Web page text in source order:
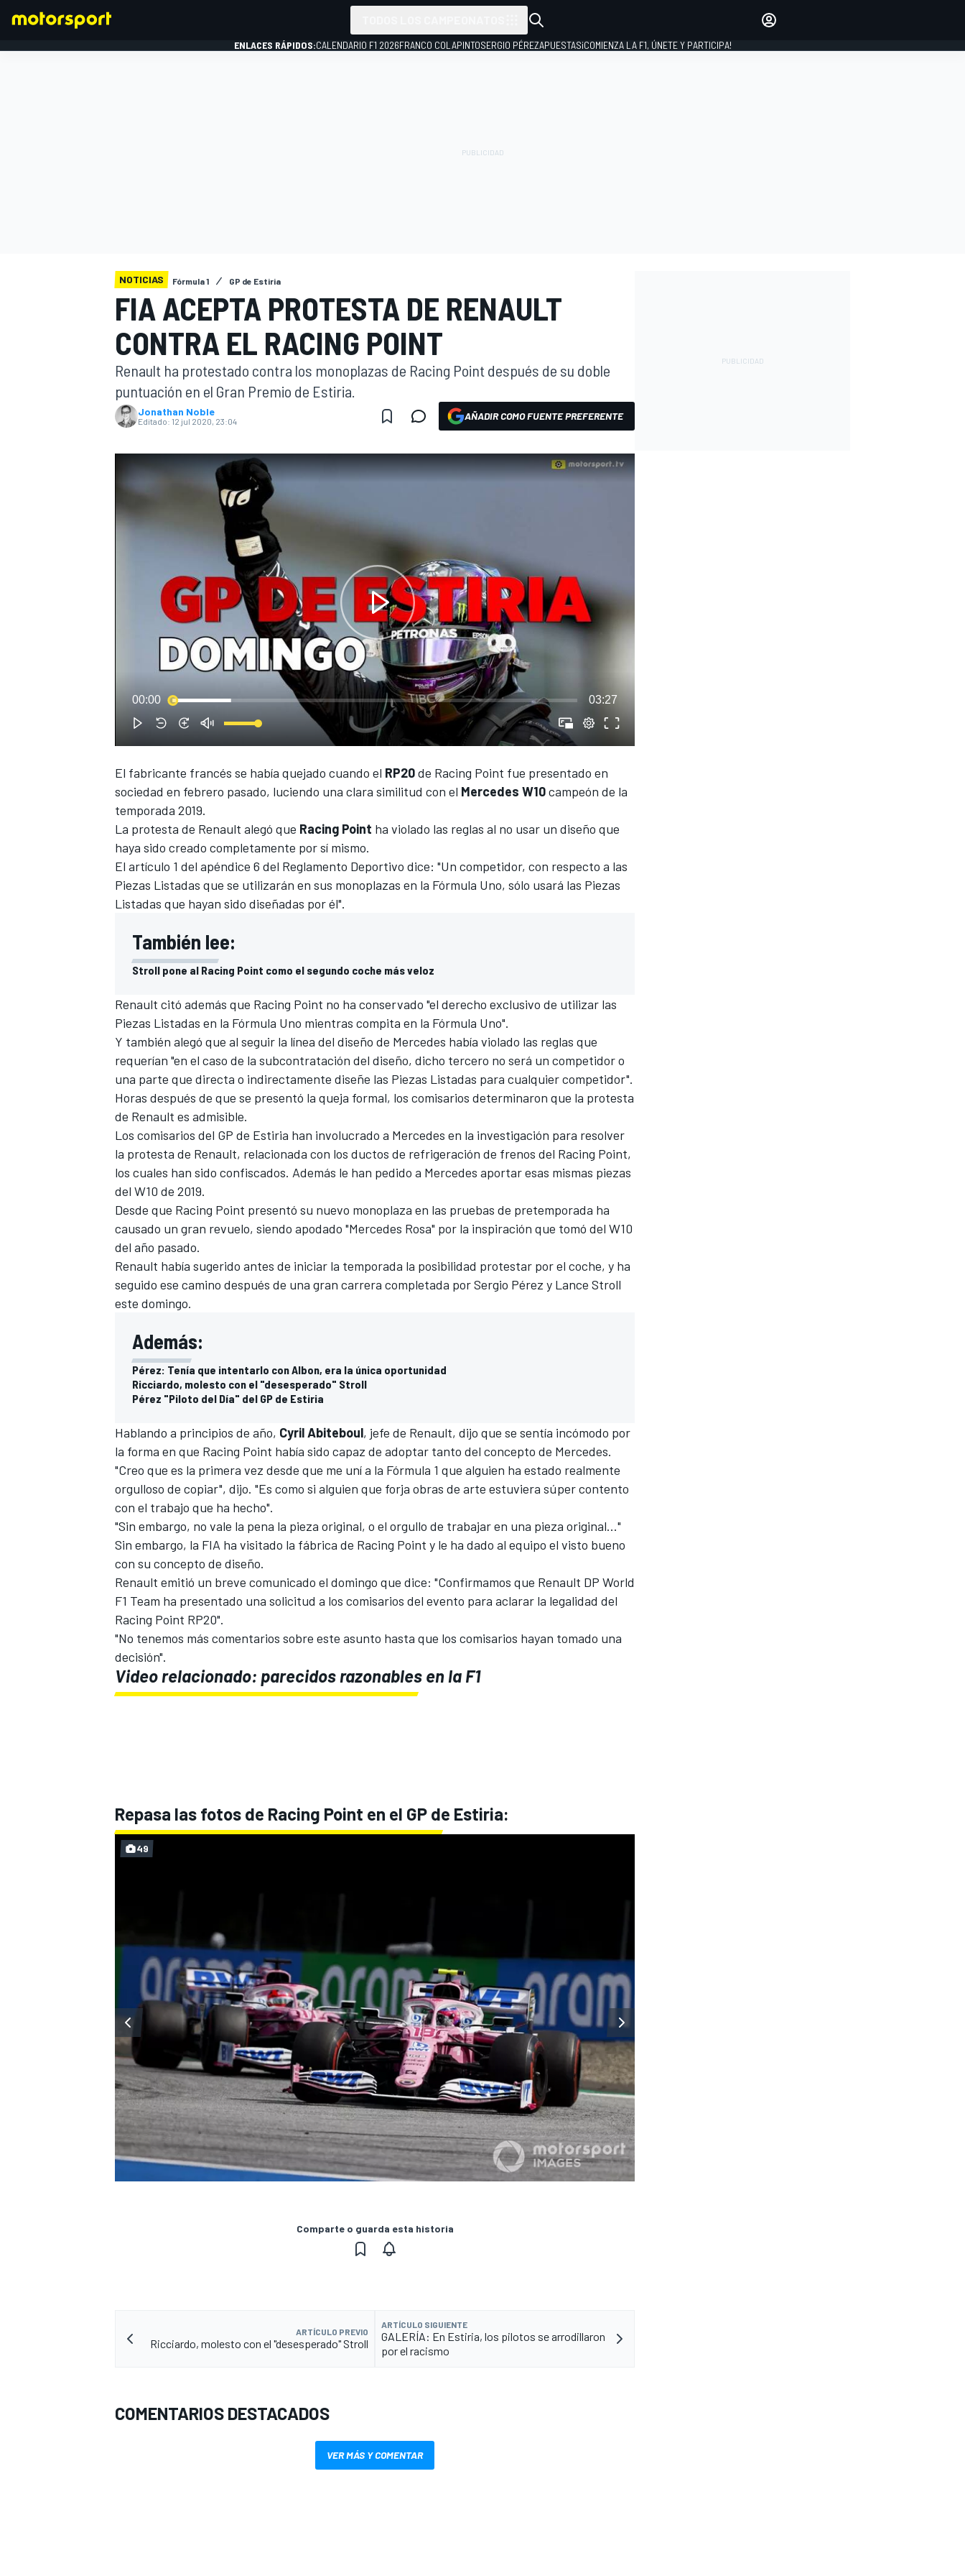
INDYCAR
NASCAR CUP
WRC
MÁS CATEGORÍAS
INICIAR SESIÓN
ENLACES RÁPIDOS:CALENDARIO F1 2026FRANCO COLAPINTOSERGIO PÉREZAPUESTAS¡COMIENZA LA F1, ÚNETE Y PARTICIPA!
NOTICIAS Fórmula 1 GP de Estiria
FIA ACEPTA PROTESTA DE RENAULT
CONTRA EL RACING POINT
Renault ha protestado contra los monoplazas de Racing Point después de su doble
puntuación en el Gran Premio de Estiria.
Jonathan Noble
Editado: 12 jul 2020, 23:04 AÑADIR COMO FUENTE PREFERENTE
00:00 03:27
El fabricante francés se había quejado cuando el RP20de Racing Point fue presentado en
sociedad en febrero pasado, luciendo una clara similitud con el Mercedes W10campeón de la
temporada 2019.
La protesta de Renault alegó que Racing Point ha violado las reglas al no usar un diseño que
haya sido creado completamente por sí mismo.
El artículo 1 del apéndice 6 del Reglamento Deportivo dice: "Un competidor, con respecto a las
Piezas Listadas que se utilizarán en sus monoplazas en la Fórmula Uno, sólo usará las Piezas
Listadas que hayan sido diseñadas por él".
También lee:
Stroll pone al Racing Point como el segundo coche más veloz
Renault citó además que Racing Point no ha conservado "el derecho exclusivo de utilizar las
Piezas Listadas en la Fórmula Uno mientras compita en la Fórmula Uno".
Y también alegó que al seguir la línea del diseño de Mercedes había violado las reglas que
requerían "en el caso de la subcontratación del diseño, dicho tercero no será un competidor o
una parte que directa o indirectamente diseñe las Piezas Listadas para cualquier competidor".
Horas después de que se presentó la queja formal, los comisarios determinaron que la protesta
de Renault es admisible.
Los comisarios del GP de Estiria han involucrado a Mercedes en la investigación para resolver
la protesta de Renault, relacionada con los ductos de refrigeración de frenos del Racing Point,
los cuales han sido confiscados. Además le han pedido a Mercedes aportar esas mismas piezas
del W10 de 2019.
Desde que Racing Point presentó su nuevo monoplaza en las pruebas de pretemporada ha
causado un gran revuelo, siendo apodado "Mercedes Rosa" por la inspiración que tomó del W10
del año pasado.
Renault había sugerido antes de iniciar la temporada la posibilidad protestar por el coche, y ha
seguido ese camino después de una gran carrera completada por Sergio Pérez y Lance Stroll
este domingo.
Además:
Pérez: Tenía que intentarlo con Albon, era la única oportunidad
Ricciardo, molesto con el "desesperado" Stroll
Pérez "Piloto del Día" del GP de Estiria
Hablando a principios de año, Cyril Abiteboul, jefe de Renault, dijo que se sentía incómodo por
la forma en que Racing Point había sido capaz de adoptar tanto del concepto de Mercedes.
"Creo que es la primera vez desde que me uní a la Fórmula 1 que alguien ha estado realmente
orgulloso de copiar", dijo. "Es como si alguien que forja obras de arte estuviera súper contento
con el trabajo que ha hecho".
"Sin embargo, no vale la pena la pieza original, o el orgullo de trabajar en una pieza original..."
Sin embargo, la FIA ha visitado la fábrica de Racing Point y le ha dado al equipo el visto bueno
con su concepto de diseño.
Renault emitió un breve comunicado el domingo que dice: "Confirmamos que Renault DP World
F1 Team ha presentado una solicitud a los comisarios del evento para aclarar la legalidad del
Racing Point RP20".
"No tenemos más comentarios sobre este asunto hasta que los comisarios hayan tomado una
decisión".
Video relacionado: parecidos razonables en la F1
Repasa las fotos de Racing Point en el GP de Estiria:
49
Comparte o guarda esta historia
ARTÍCULO PREVIO
Ricciardo, molesto con el "desesperado" Stroll
ARTÍCULO SIGUIENTE
GALERÍA: En Estiria, los pilotos se arrodillaron
por el racismo
COMENTARIOS DESTACADOS
VER MÁS Y COMENTAR